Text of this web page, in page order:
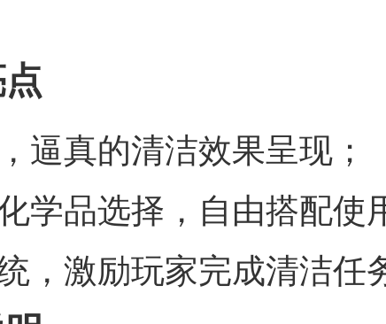
逼真的清洁效果呈现；
学品选择，自由搭配使
，激励玩家完成清洁任